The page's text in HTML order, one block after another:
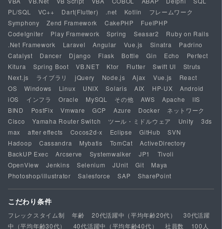
PL/SQL
VC++ Dart(Flutter) .net Kotlin
フレームワーク
Symphony
Zend Framework CakePHP
FuelPHP
CodeIgniter
Play Framework Spring Seasar2
Ruby on Rails
.Net Framework
Laravel Angular Vue.js Sinatra
Padrino
Catalyst
Dancer Django Flask Bottle Gin Echo
Perfect
Kitura
Spring Boot VB.NET Ktor Flutter Swift UI
Struts
Next.js
ライブラリ jQuery Node.js Ajax Vue.js
React
OS
Windows Linux UNIX Solaris AIX HP-UX
Android
iOS
インフラ Oracle MySQL その他 AWS Apache
IIS
BIND
PostFix Vmware GCP Azure Docker
ネットワーク
Cisco
Yamaha Router Switch ツール・ミドルウェア Unity
3ds
max
after effects Cocos2d-x Eclipse GitHub
SVN
Hadoop
Cassandra Mybatis TomCat
ActiveDirectory
BackUP Exec
Arcserve Systemwalker JP1
Tivoli
OpenView
Jenkins Selenium JUnit Git
Maya
Photoshop/illustrator
Salesforce SAP SharePoint
こだわり条件
フレックスタイム制 年齢 20代活躍中（平均年齢20代）
30代活躍
中（平均年齢30代）
40代活躍中（平均年齢40代） 社員数 100人